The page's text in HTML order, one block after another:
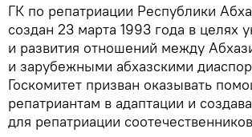
ГК по репатриации Республики
создан 23 марта 1993 года в целях
и развития отношений между
и зарубежными абхазскими
Госкомитет призван оказывать
репатриантам в адаптации и
для репатриации